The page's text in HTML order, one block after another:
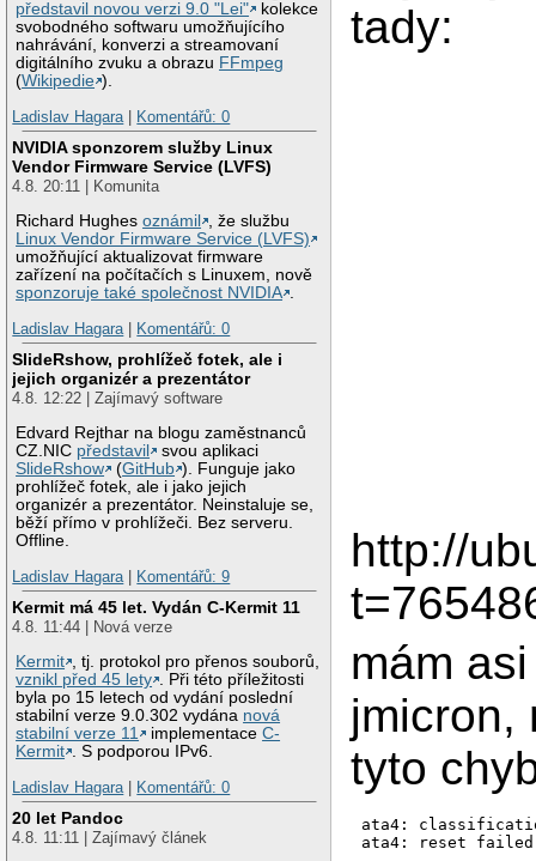
představil novou verzi 9.0 "Lei"
kolekce
svobodného softwaru umožňujícího
nahrávání, konverzi a streamovaní
digitálního zvuku a obrazu FFmpeg
(Wikipedie ).
Ladislav Hagara
Komentářů: 0
NVIDIA sponzorem služby Linux
Vendor Firmware Service (LVFS)
4.8. 20:11 | Komunita
Richard Hughesoznámil
, že službu
Linux Vendor Firmware Service (LVFS)
umožňující aktualizovat firmware
zařízení na počítačích s Linuxem, nově
sponzoruje také společnost NVIDIA .
Ladislav Hagara | Komentářů: 0
SlideRshow, prohlížeč fotek, ale i
jejich organizér a prezentátor
4.8. 12:22 | Zajímavý software
Edvard Rejthar na blogu zaměstnanců
CZ.NIC představil
svou aplikaci
SlideRshow
(GitHub ). Funguje jako
prohlížeč fotek, ale i jako jejich
organizér a prezentátor. Neinstaluje se,
běží přímo v prohlížeči. Bez serveru.
Offline.
Ladislav Hagara | Komentářů: 9
Kermit má 45 let. Vydán C-Kermit 11
4.8. 11:44 | Nová verze
Kermit , tj. protokol pro přenos souborů,
vznikl před 45 lety . Při této příležitosti
byla po 15 letech od vydání poslední
stabilní verze 9.0.302 vydána nová
stabilní verze 11
implementaceC-
Kermit . S podporou IPv6.
Ladislav Hagara | Komentářů: 0
20 let Pandoc
4.8. 11:11 | Zajímavý článek
tady:
http://
mám
jmicron,
tyto
ata4: